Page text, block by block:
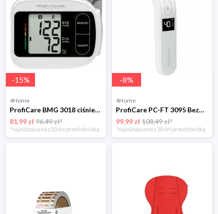
-15%
4Home
ProfiCare BMG 3018 ciśnieniomierz nadgarstkowy
81.99 zł96.49 zł*
*najniższa cena z 30 dni przed obniżką
-8%
4Home
ProfiCare PC-FT 3095 Bezdotykowy termometr na podczerwień
99.99 zł108.49 zł*
*najniższa cena z 30 dni przed obniżką